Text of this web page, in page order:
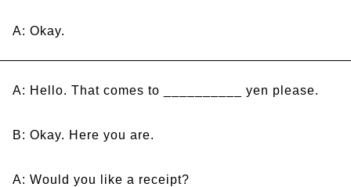
A: Okay.
A: Hello. That comes to __________ yen please.
B: Okay. Here you are.
A: Would you like a receipt?